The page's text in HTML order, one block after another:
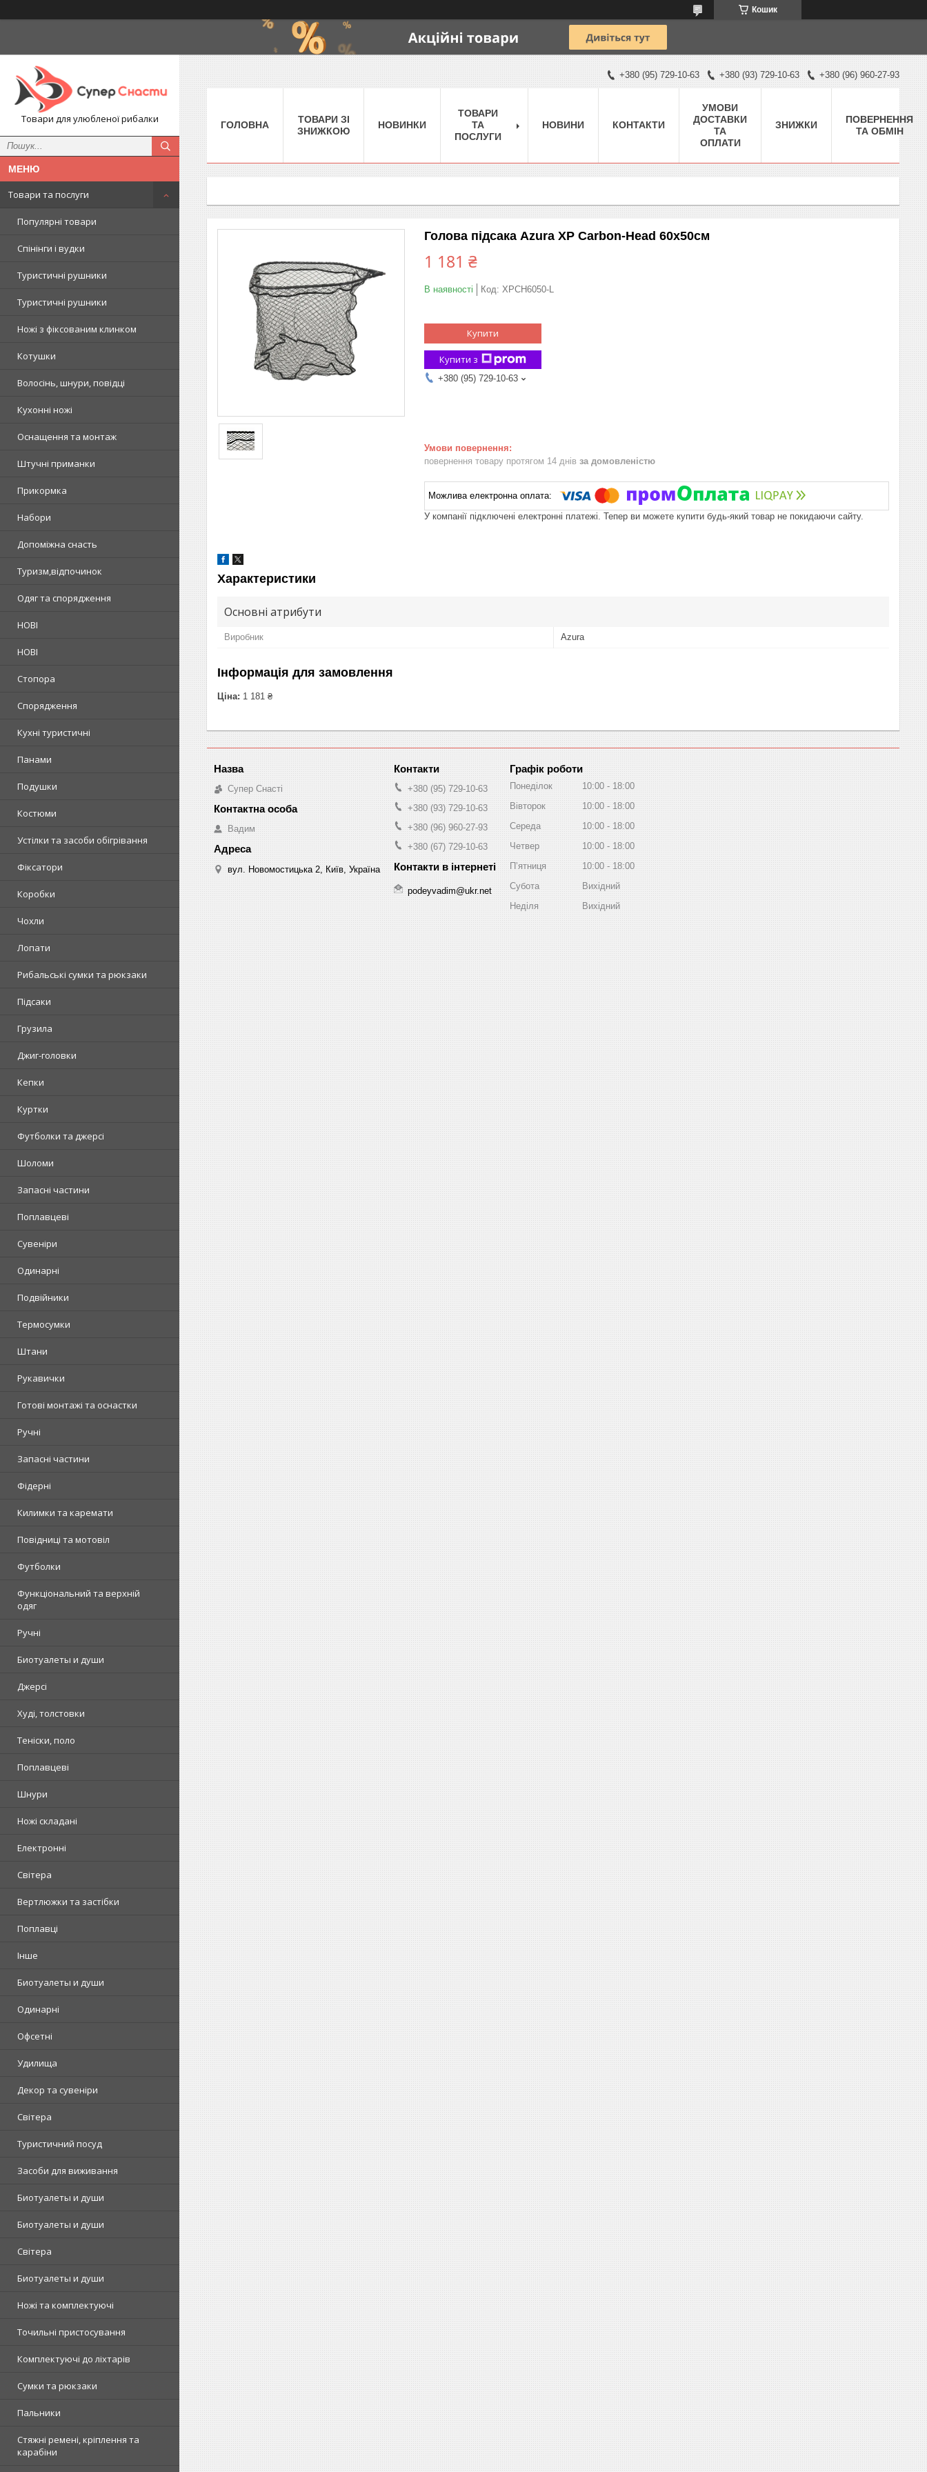
Кошик
Товари для улюбленої рибалки
Товари та послуги
Популярні товари
Спінінги і вудки
Туристичні рушники
Туристичні рушники
Ножі з фіксованим клинком
Котушки
Волосінь, шнури, повідці
Кухонні ножі
Оснащення та монтаж
Штучні приманки
Прикормка
Набори
Допоміжна снасть
Туризм,відпочинок
Одяг та спорядження
НОВІ
НОВІ
Стопора
Спорядження
Кухні туристичні
Панами
Подушки
Костюми
Устілки та засоби обігрівання
Фіксатори
Коробки
Чохли
Лопати
Рибальські сумки та рюкзаки
Підсаки
Грузила
Джиг-головки
Кепки
Куртки
Футболки та джерсі
Шоломи
Запасні частини
Поплавцеві
Сувеніри
Одинарні
Подвійники
Термосумки
Штани
Рукавички
Готові монтажі та оснастки
Ручні
Запасні частини
Фідерні
Килимки та каремати
Повідниці та мотовіл
Футболки
Функціональний та верхній
одяг
Ручні
Биотуалеты и души
Джерсі
Худі, толстовки
Теніски, поло
Поплавцеві
Шнури
Ножі складані
Електронні
Світера
Вертлюжки та застібки
Поплавці
Інше
Биотуалеты и души
Одинарні
Офсетні
Удилища
Декор та сувеніри
Світера
Туристичний посуд
Засоби для виживання
Биотуалеты и души
Биотуалеты и души
Світера
Биотуалеты и души
Ножі та комплектуючі
Точильні пристосування
Комплектуючі до ліхтарів
Сумки та рюкзаки
Пальники
Стяжні ремені, кріплення та
карабіни
+380 (95) 729-10-63 +380 (93) 729-10-63 +380 (96) 960-27-93
ГОЛОВНА
ТОВАРИ ЗІ
ЗНИЖКОЮ
НОВИНКИ
ТОВАРИ
ТА
ПОСЛУГИ
НОВИНИ КОНТАКТИ
УМОВИ
ДОСТАВКИ
ТА
ОПЛАТИ
ЗНИЖКИ
ПОВЕРНЕННЯ
ТА ОБМІН
Голова підсака Azura XP Carbon-Head 60x50см
1 181 ₴
В наявності Код: XPCH6050-L
Купити
Купити з
+380 (95) 729-10-63
повернення товару протягом 14 днів за домовленістю
У компанії підключені електронні платежі. Тепер ви можете купити будь-який товар не покидаючи сайту.
Характеристики
Основні атрибути
Виробник Azura
Інформація для замовлення
Ціна: 1 181 ₴
Супер Снасті
Вадим
вул. Новомостицька 2, Київ, Україна
+380 (95) 729-10-63
+380 (93) 729-10-63
+380 (96) 960-27-93
+380 (67) 729-10-63
podeyvadim@ukr.net
Графік роботи
Понеділок 10:00
18:00
Вівторок
10:00
18:00
Середа
10:00
18:00
Четвер
10:00
18:00
Пʼятниця
10:00
18:00
Субота
Вихідний
Неділя
Вихідний